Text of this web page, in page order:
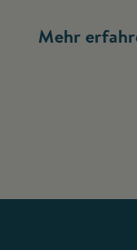
Mehr